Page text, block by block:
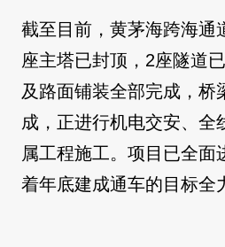
截至目前，黄茅海跨海通
座主塔已封顶，2座隧道
及路面铺装全部完成，桥
成，正进行机电交安、全
属工程施工。项目已全面
着年底建成通车的目标全